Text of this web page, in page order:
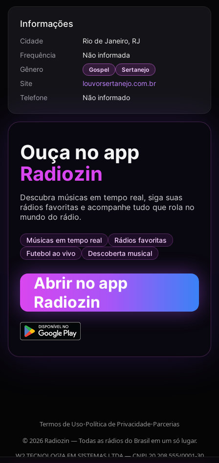
Informações
Cidade
Rio de Janeiro, RJ
Frequência
Não informada
Gênero
Gospel Sertanejo
Site
louvorsertanejo.com.br
Telefone
Não informado
Ouça no app
Radiozin
Descubra músicas em tempo real, siga suas
rádios favoritas e acompanhe tudo que rola no
mundo do rádio.
Músicas em tempo real
Rádios favoritas
Futebol ao vivo
Descoberta musical
Abrir no app
Radiozin
Termos de Uso•Política de Privacidade•Parcerias
© 2026 Radiozin — Todas as rádios do Brasil em um só lugar.
W2 TECNOLOGIA EM SISTEMAS LTDA — CNPJ 20.208.555/0001-30